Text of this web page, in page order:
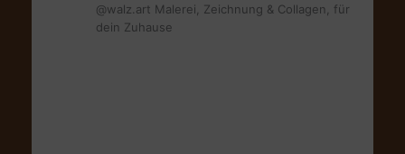
@walz.art Malerei, Zeichnung & Collagen, für
dein Zuhause